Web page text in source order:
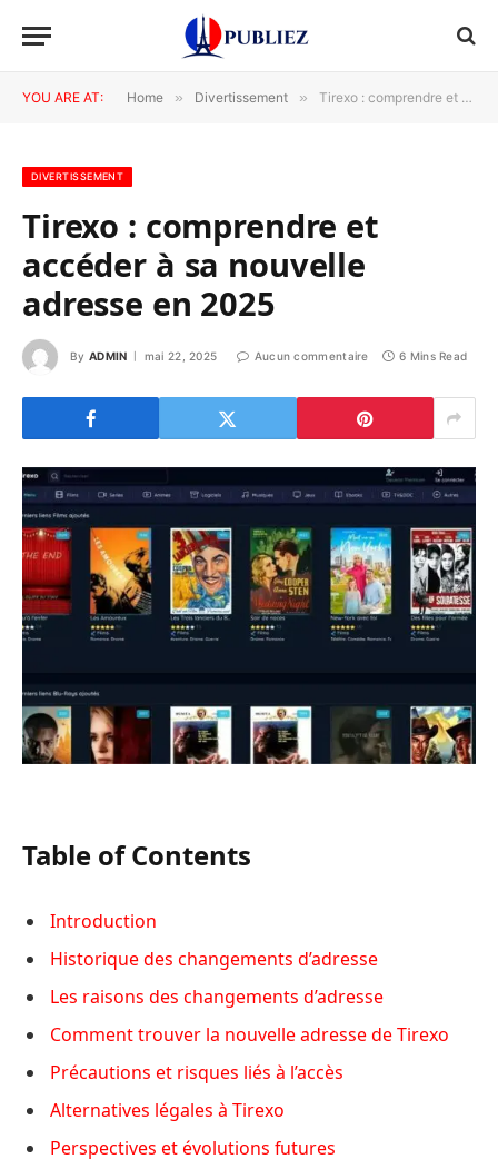
YOU ARE AT: Home » Divertissement » Tirexo : comprendre et accéder à sa nouvelle adresse en 2025
DIVERTISSEMENT
Tirexo : comprendre et
accéder à sa nouvelle
adresse en 2025
By ADMIN mai 22, 2025 Aucun commentaire 6 Mins Read
Table of Contents
Introduction
Historique des changements d’adresse
Les raisons des changements d’adresse
Comment trouver la nouvelle adresse de Tirexo
Précautions et risques liés à l’accès
Alternatives légales à Tirexo
Perspectives et évolutions futures